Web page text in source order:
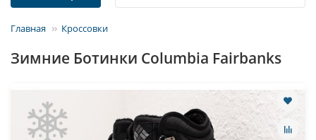
Главная Кроссовки
Зимние Ботинки Columbia Fairbanks